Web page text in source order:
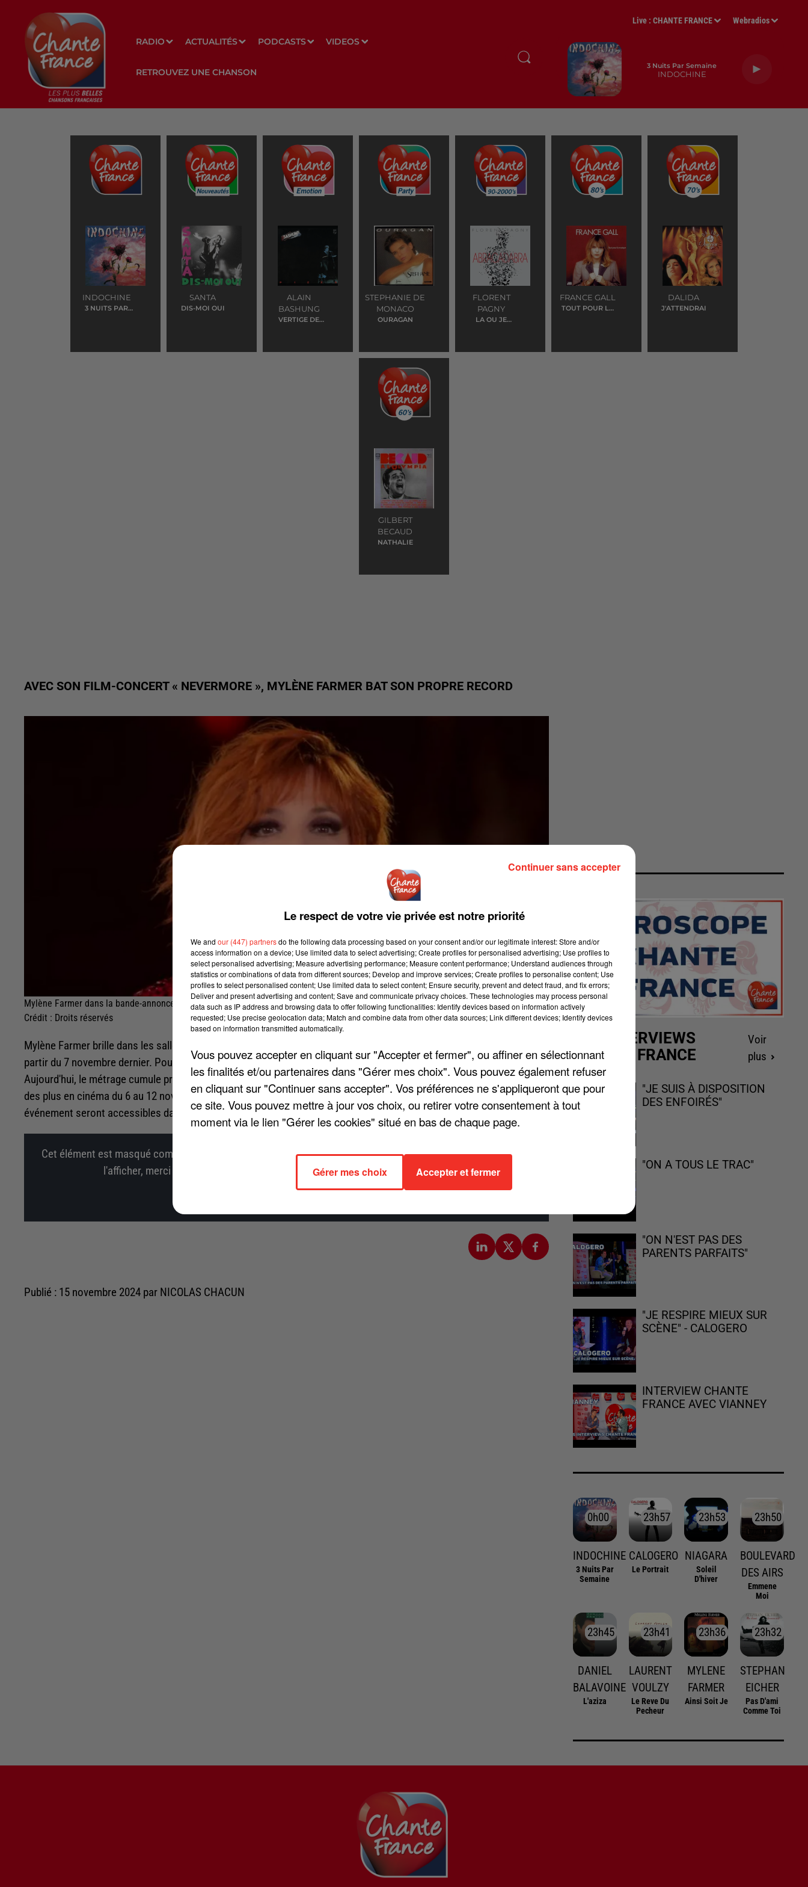
RADIO ACTUALITÉS PODCASTS VIDEOS
RETROUVEZ UNE CHANSON
Live :CHANTE FRANCE Webradios
3 Nuits Par Semaine
INDOCHINE
INDOCHINE
3 NUITS PAR
SANTA
DIS-MOI OUI
ALAIN
BASHUNG
VERTIGE DE
STEPHANIE DE
MONACO
OURAGAN
FLORENT
PAGNY
LA OU JE
FRANCE GALL
TOUT POUR LA
DALIDA
J'ATTENDRAI
GILBERT
BECAUD
NATHALIE
AVEC SON FILM-CONCERT « NEVERMORE », MYLÈNE FARMER BAT SON PROPRE RECORD
Mylène Farmer dans la bande-annonce de Nevermore
Crédit : Droits réservés
Mylène Farmer brille dans les salles obscures. Tous les cinémas ont diffusé son film-concert intitulé « Nevermore » à
partir du 7 novembre dernier. Pour l'occasion, la star française était présente lors de la projection au Grand Rex.
Aujourd'hui, le métrage cumule près de 202.000 spectateurs, dont 200.000 en France. Le film se situe dans le top 10
des plus en cinéma du 6 au 12 novembre. Pour rappel, le 29 novembre, les DVD, Blu-Ray et coffret du concert
événement seront accessibles dans les différents magasins.
Cet élément est masqué compte-tenu du refus du dépôt de cookies que vous avez exprimé. Si vous souhaitez
l'afficher, merci de nous donner votre accord en cliquant sur le bouton ci-dessous.
Publié : 15 novembre 2024 par NICOLAS CHACUN
LES INTERVIEWS
CHANTE FRANCE
Voir
plus
"JE SUIS À DISPOSITION
DES ENFOIRÉS"
"ON A TOUS LE TRAC"
"ON N'EST PAS DES
PARENTS PARFAITS"
"JE RESPIRE MIEUX SUR
SCÈNE" - CALOGERO
INTERVIEW CHANTE
FRANCE AVEC VIANNEY
0h00
0h00
INDOCHINE
3 Nuits Par
Semaine
23h57
23h57
CALOGERO
Le Portrait
23h53
23h53
NIAGARA
Soleil
D'hiver
23h50
23h50
BOULEVARD
DES AIRS
Emmene
Moi
23h45
23h45
DANIEL
BALAVOINE
L'aziza
23h41
23h41
LAURENT
VOULZY
Le Reve Du
Pecheur
23h36
23h36
MYLENE
FARMER
Ainsi Soit Je
23h32
23h32
STEPHAN
EICHER
Pas D'ami
Comme Toi
Le respect de votre vie privée est notre priorité
We and our (447) partnersdo the following data processing based on your consent and/or our legitimate interest: Store and/or
access information on a device; Use limited data to select advertising; Create profiles for personalised advertising; Use profiles to
select personalised advertising; Measure advertising performance; Measure content performance; Understand audiences through
statistics or combinations of data from different sources; Develop and improve services; Create profiles to personalise content; Use
profiles to select personalised content; Use limited data to select content; Ensure security, prevent and detect fraud, and fix errors;
Deliver and present advertising and content; Save and communicate privacy choices. These technologies may process personal
data such as IP address and browsing data to offer following functionalities: Identify devices based on information actively
requested; Use precise geolocation data; Match and combine data from other data sources; Link different devices; Identify devices
based on information transmitted automatically.
Vous pouvez accepter en cliquant sur "Accepter et fermer", ou affiner en sélectionnant
les finalités et/ou partenaires dans "Gérer mes choix". Vous pouvez également refuser
en cliquant sur "Continuer sans accepter". Vos préférences ne s'appliqueront que pour
ce site. Vous pouvez mettre à jour vos choix, ou retirer votre consentement à tout
moment via le lien "Gérer les cookies" situé en bas de chaque page.
Gérer mes choix Accepter et fermer
Continuer sans accepter